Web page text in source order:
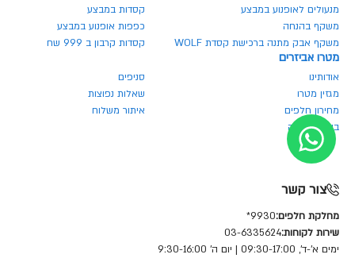
מנעולים לאופנוע במבצע
קסדות במבצע
משקף בהנחה
כפפות אופנוע במבצע
משקף אבק מתנה ברכישת קסדת WOLF
קסדות קרבון ב 999 שח
מטרו אביזרים
אודותינו
סניפים
מגזין מטרו
שאלות נפוצות
מחירון חלפים
איתור משלוח
ביטול הזמנה
צור קשר
מחלקת חלפים:9930*
שירות לקוחות:03-6335624
ימים א'-ד', 09:30-17:00 | יום ה' 9:30-16:00